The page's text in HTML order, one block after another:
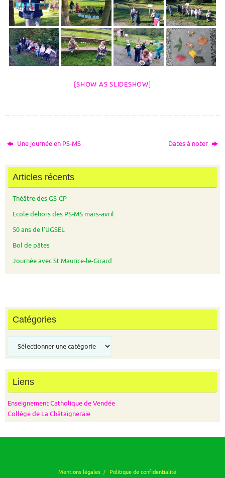
[SHOW AS SLIDESHOW]
Une journée en PS-MS Dates à noter
Articles récents
Théâtre des GS-CP
Ecole dehors des PS-MS mars-avril
50 ans de l’UGSEL
Bol de pâtes
Journée avec St Maurice-le-Girard
Catégories
Liens
Enseignement Catholique de Vendée
Collège de La Châtaigneraie
Mentions légales Politique de confidentialité